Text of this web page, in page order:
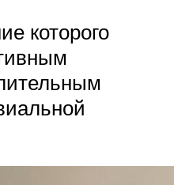
которого